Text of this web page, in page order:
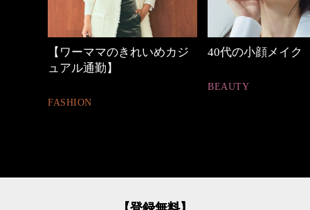
40代の小顔メイク 働く女性のバッグ
FASHION